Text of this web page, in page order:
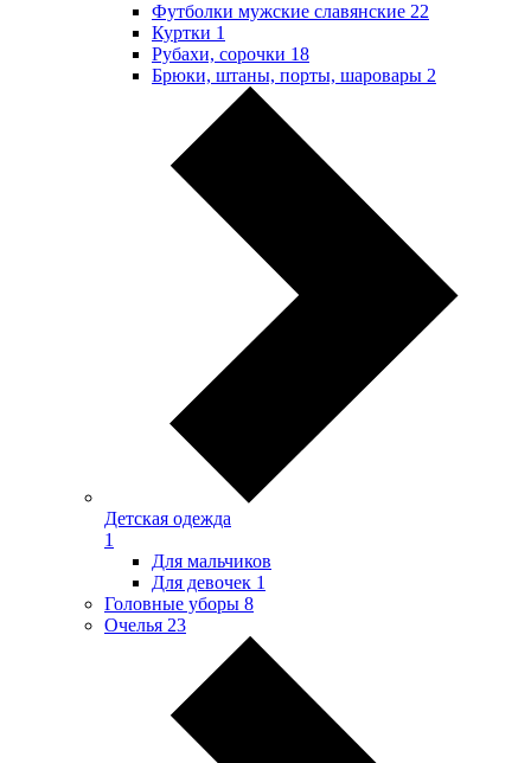
Футболки мужские славянские 22
Куртки 1
Рубахи, сорочки 18
Брюки, штаны, порты, шаровары 2
Детская одежда
1
Для мальчиков
Для девочек 1
Головные уборы 8
Очелья 23